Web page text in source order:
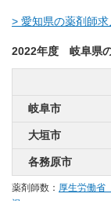
> 愛知県の薬剤師求
2022年度 岐阜県
岐阜市
大垣市
各務原市
薬剤師数： 厚生労働省